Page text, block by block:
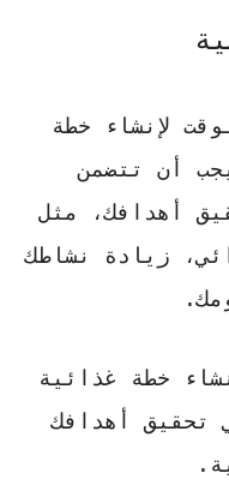
لإنشاء خطة
أن تتضمن
أهدافك، مثل
زيادة نشاطك
خطة غذائية
تحقيق أهدافك